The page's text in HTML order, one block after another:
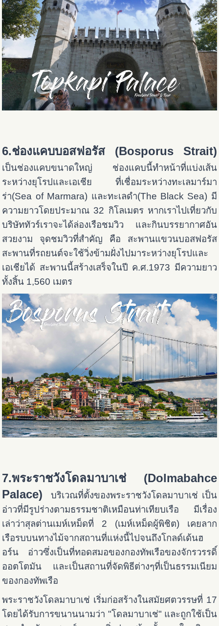
6.ช่องแคบบอสฟอรัส (Bosporus Strait)
เป็นช่องแคบขนาดใหญ่ ช่องแคบนี้ทำหน้าที่แบ่งเส้น
ระหว่างยุโรปและเอเชีย ที่เชื่อมระหว่างทะเลมาร์มา
ร่า(Sea of Marmara) และทะเลดำ(The Black Sea) มี
ความยาวโดยประมาณ 32 กิโลเมตร หากเราไปเที่ยวกับ
บริษัททัวร์เราจะได้ล่องเรือชมวิว และกินบรรยากาศอัน
สวยงาม จุดชมวิวที่สำคัญ คือ สะพานแขวนบอสฟอรัส
สะพานที่รถยนต์จะใช้วิ่งข้ามฝั่งไปมาระหว่างยุโรปและ
เอเชียได้ สะพานนี้สร้างเสร็จในปี ค.ศ.1973 มีความยาว
ทั้งสิ้น 1,560 เมตร
7.พระราชวังโดลมาบาเช่ (Dolmabahce
Palace) บริเวณที่ตั้งของพระราชวังโดลมาบาเช่ เป็น
อ่าวที่มีรูปร่างตามธรรมชาติเหมือนท่าเทียบเรือ มีเรื่อง
เล่าว่าสุลต่านเมห์เหม็ดที่ 2 (เมห์เหม็ดผู้พิชิต) เคยลาก
เรือรบบนทางไม้จากสถานที่แห่งนี้ไปจนถึงโกลด์เด้นฮ
อร์น อ่าวซึ่งเป็นที่ทอดสมอของกองทัพเรือของจักรวรรดิ์
ออตโตมัน และเป็นสถานที่จัดพิธีต่างๆที่เป็นธรรมเนียม
ของกองทัพเรือ
พระราชวังโดลมาบาเช่ เริ่มก่อสร้างในสมัยศตวรรษที่ 17
โดยได้รับการขนานนามว่า "โดลมาบาเช่" และถูกใช้เป็น